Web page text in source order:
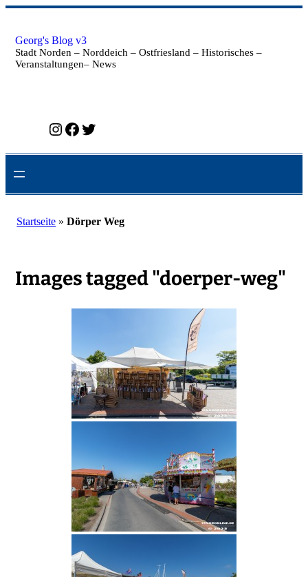
Zum
springen
Georg's Blog v3
Stadt Norden – Norddeich – Ostfriesland – Historisches –
Veranstaltungen– News
Instagram Facebook Twitter
Startseite »Dörper Weg
Images tagged "doerper-weg"